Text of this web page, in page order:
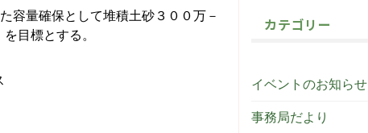
容量確保として堆積土砂３００万－
目標とする。
カテゴリー
イベントのお知らせ
事務局だより